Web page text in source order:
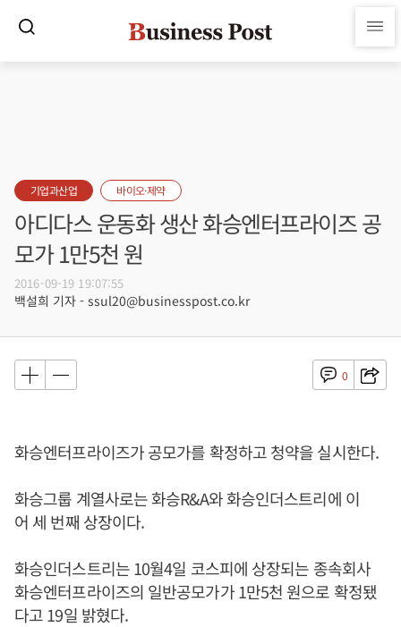
기업과산업 바이오·제약
아디다스 운동화 생산 화승엔터프라이즈 공
모가 1만5천 원
2016-09-19 19:07:55
백설희 기자 - ssul20@businesspost.co.kr
0
화승엔터프라이즈가 공모가를 확정하고 청약을 실시한다.
화승그룹 계열사로는 화승R&A와 화승인더스트리에 이
어 세 번째 상장이다.
화승인더스트리는 10월4일 코스피에 상장되는 종속회사
화승엔터프라이즈의 일반공모가가 1만5천 원으로 확정됐
다고 19일 밝혔다.